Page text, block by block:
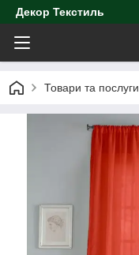
Декор Текстиль
Товари та послуги